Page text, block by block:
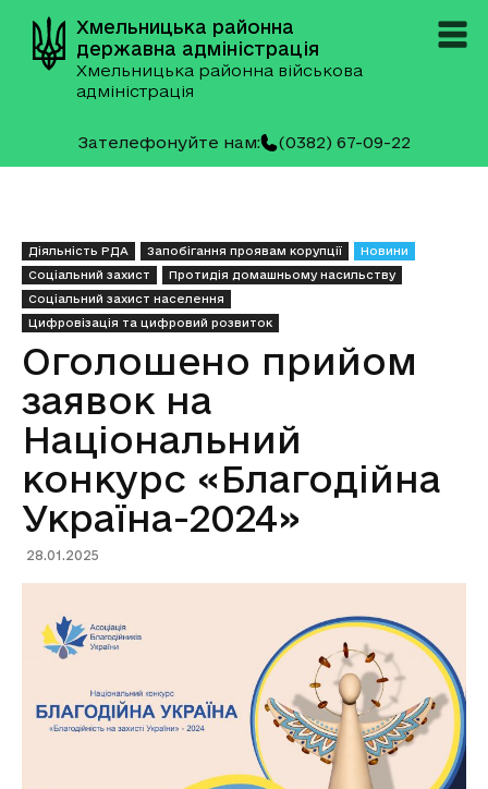
Хмельницька районна
державна адміністрація
Хмельницька районна військова
адміністрація
Зателефонуйте нам: (0382) 67-09-22
Діяльність РДА Запобігання проявам корупції
Новини
Соціальний захист
Протидія домашньому насильству
Соціальний захист населення
Цифровізація та цифровий розвиток
Оголошено прийом
заявок на
Національний
конкурс «Благодійна
Україна-2024»
28.01.2025